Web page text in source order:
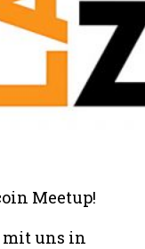
Meetup!
uns in